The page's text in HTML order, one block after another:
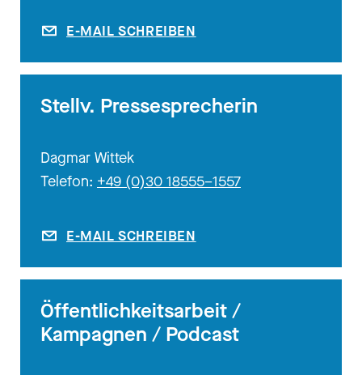
E-MAIL SCHREIBEN
Stellv. Pressesprecherin
Dagmar Wittek
Telefon: +49 (0)30 18555–1557
E-MAIL SCHREIBEN
Öffentlichkeitsarbeit /
Kampagnen / Podcast